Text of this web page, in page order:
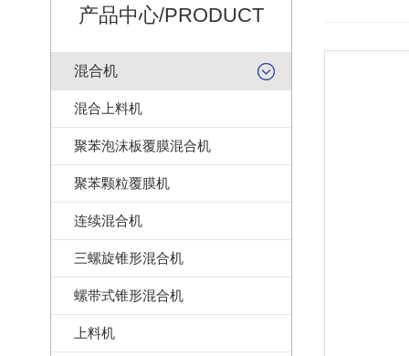
产品中心/PRODUCT
混合机
混合上料机
聚苯泡沫板覆膜混合机
聚苯颗粒覆膜机
连续混合机
三螺旋锥形混合机
螺带式锥形混合机
上料机